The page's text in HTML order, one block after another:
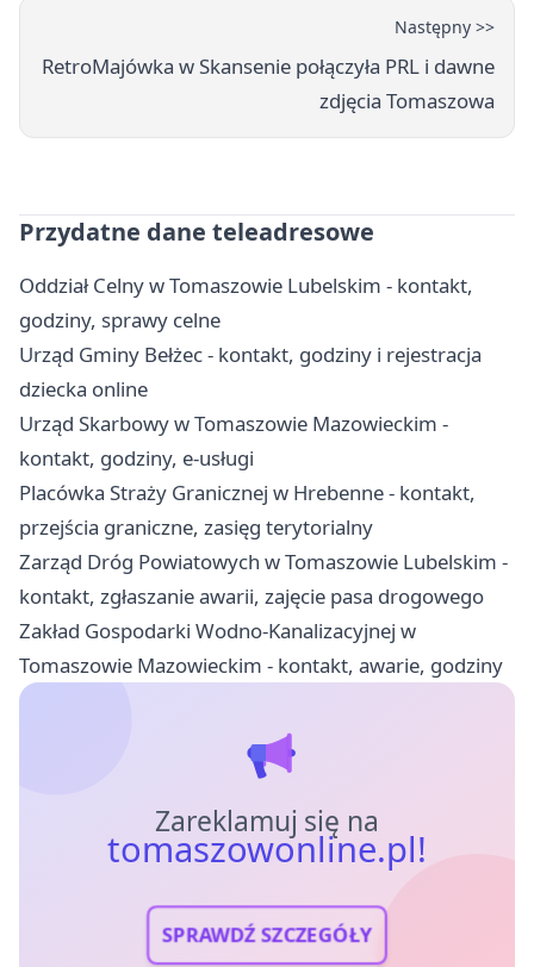
Następny >>
RetroMajówka w Skansenie połączyła PRL i dawne
zdjęcia Tomaszowa
Przydatne dane teleadresowe
Oddział Celny w Tomaszowie Lubelskim - kontakt,
godziny, sprawy celne
Urząd Gminy Bełżec - kontakt, godziny i rejestracja
dziecka online
Urząd Skarbowy w Tomaszowie Mazowieckim -
kontakt, godziny, e-usługi
Placówka Straży Granicznej w Hrebenne - kontakt,
przejścia graniczne, zasięg terytorialny
Zarząd Dróg Powiatowych w Tomaszowie Lubelskim -
kontakt, zgłaszanie awarii, zajęcie pasa drogowego
Zakład Gospodarki Wodno-Kanalizacyjnej w
Tomaszowie Mazowieckim - kontakt, awarie, godziny
Zareklamuj się na
tomaszowonline.pl!
SPRAWDŹ SZCZEGÓŁY